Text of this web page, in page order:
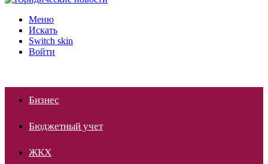
Меню
Искать
Switch skin
Войти
Бизнес
Бюджетный учет
ЖКХ